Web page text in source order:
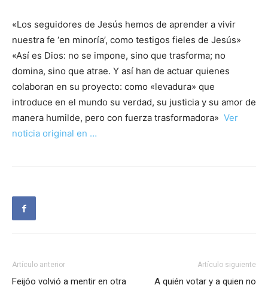
«Los seguidores de Jesús hemos de aprender a vivir
nuestra fe ‘en minoría’, como testigos fieles de Jesús»
«Así es Dios: no se impone, sino que trasforma; no
domina, sino que atrae. Y así han de actuar quienes
colaboran en su proyecto: como «levadura» que
introduce en el mundo su verdad, su justicia y su amor de
manera humilde, pero con fuerza trasformadora» Ver
noticia original en …
Artículo anterior
Feijóo volvió a mentir en otra
Artículo siguiente
A quién votar y a quien no